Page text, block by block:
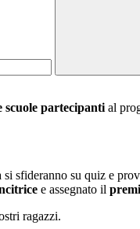
scuole partecipanti al
sfideranno su quiz e
e assegnato il
ragazzi.